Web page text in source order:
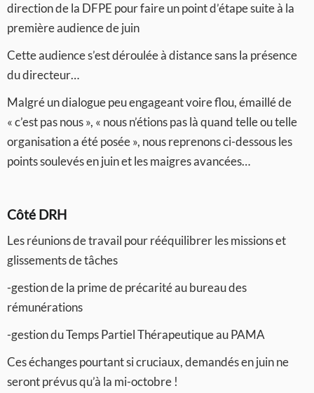
direction de la DFPE pour faire un point d’étape suite à la
première audience de juin
Cette audience s’est déroulée à distance sans la présence
du directeur…
Malgré un dialogue peu engageant voire flou, émaillé de
« c’est pas nous », « nous n’étions pas là quand telle ou telle
organisation a été posée », nous reprenons ci-dessous les
points soulevés en juin et les maigres avancées…
Côté DRH
Les réunions de travail pour rééquilibrer les missions et
glissements de tâches
-gestion de la prime de précarité au bureau des
rémunérations
-gestion du Temps Partiel Thérapeutique au PAMA
Ces échanges pourtant si cruciaux, demandés en juin ne
seront prévus qu’à la mi-octobre !